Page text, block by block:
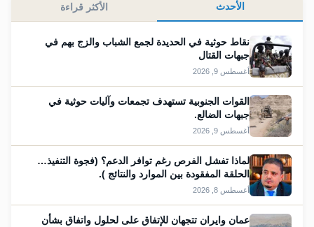
الأحدث الأكثر قراءة
نقاط حوثية في الحديدة لجمع الشباب والزج بهم في
جبهات القتال
أغسطس 9, 2026
القوات الجنوبية تستهدف تجمعات وآليات حوثية في
جبهات الضالع.
أغسطس 9, 2026
لماذا تفشل الفرص رغم توافر الدعم؟ (فجوة التنفيذ…
الحلقة المفقودة بين الموارد والنتائج ).
أغسطس 8, 2026
عمان وايران تتجهان للإتفاق على لحلول واتفاق بشأن